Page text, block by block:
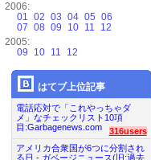
2006:
01 02 03 04 05 06
07 08 09 10 11
12
2005:
09
10 11 12
はてブ上位記事
電話応対で「これやっちゃダ
メ」なチェックリスト10項
目:Garbagenews.com
316users
アメリカ合衆国が6つに分割され
る日 - ガベージニュース(旧:過去